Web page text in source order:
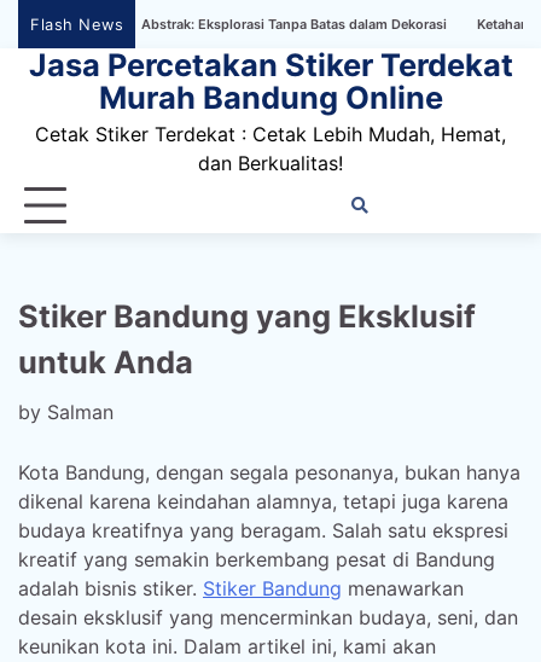
Skip
content
Flash News
Bertema Abstrak: Eksplorasi Tanpa Batas dalam Dekorasi Ketahanan Stiker
Jasa Percetakan Stiker Terdekat
Murah Bandung Online
Cetak Stiker Terdekat : Cetak Lebih Mudah, Hemat,
dan Berkualitas!
Stiker Bandung yang Eksklusif
untuk Anda
by Salman
Kota Bandung, dengan segala pesonanya, bukan hanya
dikenal karena keindahan alamnya, tetapi juga karena
budaya kreatifnya yang beragam. Salah satu ekspresi
kreatif yang semakin berkembang pesat di Bandung
adalah bisnis stiker. Stiker Bandung menawarkan
desain eksklusif yang mencerminkan budaya, seni, dan
keunikan kota ini. Dalam artikel ini, kami akan